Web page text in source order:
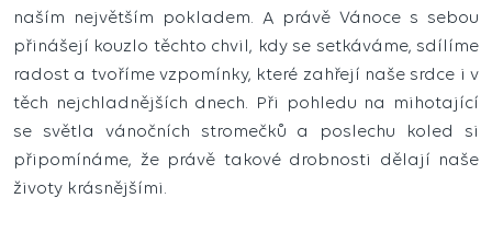
naším největším pokladem. A právě Vánoce s sebou
přinášejí kouzlo těchto chvil, kdy se setkáváme, sdílíme
radost a tvoříme vzpomínky, které zahřejí naše srdce i v
těch nejchladnějších dnech. Při pohledu na mihotající
se světla vánočních stromečků a poslechu koled si
připomínáme, že právě takové drobnosti dělají naše
životy krásnějšími.